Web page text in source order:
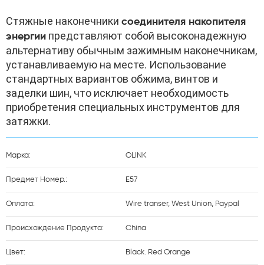
Стяжные наконечники соединителя накопителя
энергии представляют собой высоконадежную
альтернативу обычным зажимным наконечникам,
устанавливаемую на месте. Использование
стандартных вариантов обжима, винтов и
заделки шин, что исключает необходимость
приобретения специальных инструментов для
затяжки.
Марка: OLINK
Предмет Номер.: E57
Оплата: Wire transer, West Union, Paypal
Происхождение Продукта: China
Цвет: Black. Red Orange